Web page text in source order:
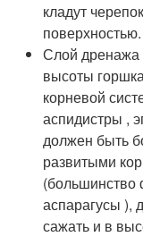
кладут
поверхностью.
Слой дренажа
высоты
корневой
аспидистры ,
должен быть
развитыми
(большинство
аспарагусы ),
сажать и в